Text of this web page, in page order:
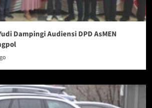
Dampingi Audiensi DPD AsMEN